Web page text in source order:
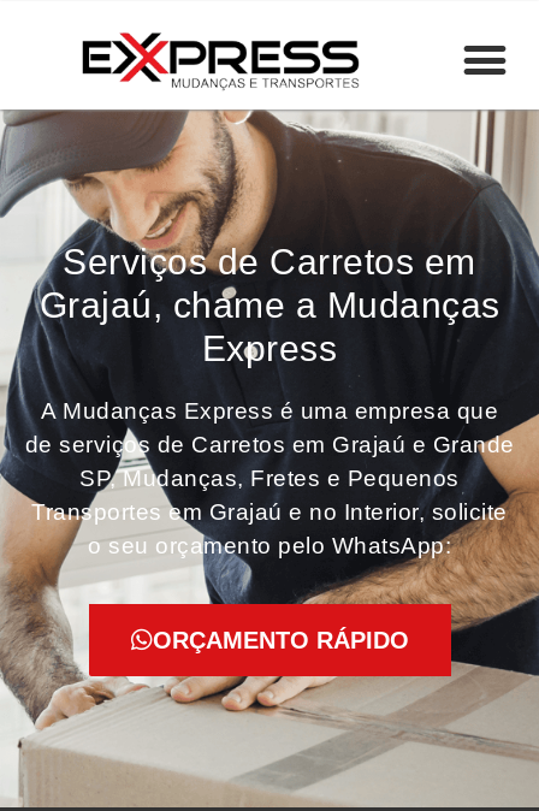
Serviços de Carretos em
Grajaú, chame a Mudanças
Express
A Mudanças Express é uma empresa que
de serviços de Carretos em Grajaú e Grande
SP, Mudanças, Fretes e Pequenos
Transportes em Grajaú e no Interior, solicite
o seu orçamento pelo WhatsApp:
ORÇAMENTO RÁPIDO